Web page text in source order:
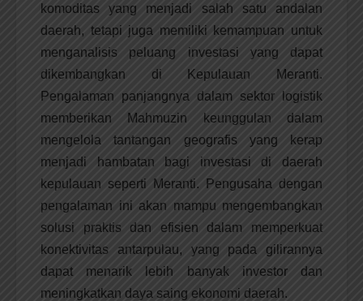
komoditas yang menjadi salah satu andalan
daerah, tetapi juga memiliki kemampuan untuk
menganalisis peluang investasi yang dapat
dikembangkan di Kepulauan Meranti.
Pengalaman panjangnya dalam sektor logistik
memberikan Mahmuzin keunggulan dalam
mengelola tantangan geografis yang kerap
menjadi hambatan bagi investasi di daerah
kepulauan seperti Meranti. Pengusaha dengan
pengalaman ini akan mampu mengembangkan
solusi praktis dan efisien dalam memperkuat
konektivitas antarpulau, yang pada gilirannya
dapat menarik lebih banyak investor dan
meningkatkan daya saing ekonomi daerah.